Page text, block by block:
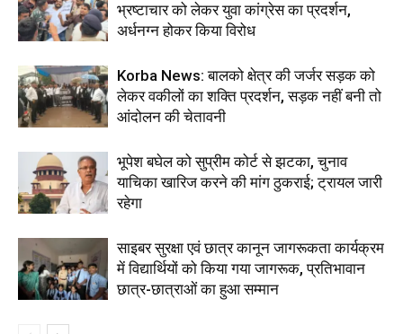
भ्रष्टाचार को लेकर युवा कांग्रेस का प्रदर्शन,
अर्धनग्न होकर किया विरोध
Korba News: बालको क्षेत्र की जर्जर सड़क को
लेकर वकीलों का शक्ति प्रदर्शन, सड़क नहीं बनी तो
आंदोलन की चेतावनी
भूपेश बघेल को सुप्रीम कोर्ट से झटका, चुनाव
याचिका खारिज करने की मांग ठुकराई; ट्रायल जारी
रहेगा
साइबर सुरक्षा एवं छात्र कानून जागरूकता कार्यक्रम
में विद्यार्थियों को किया गया जागरूक, प्रतिभावान
छात्र-छात्राओं का हुआ सम्मान